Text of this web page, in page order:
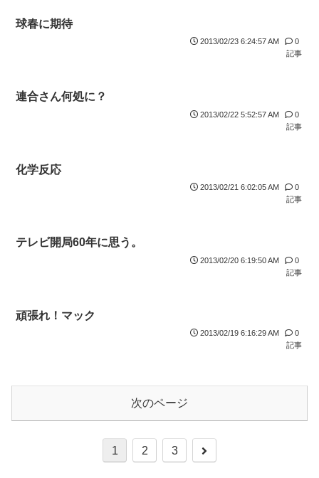
球春に期待
2013/02/23 6:24:57 AM
0
記事
連合さん何処に？
2013/02/22 5:52:57 AM
0
記事
化学反応
2013/02/21 6:02:05 AM
0
記事
テレビ開局60年に思う。
2013/02/20 6:19:50 AM
0
記事
頑張れ！マック
2013/02/19 6:16:29 AM
0
記事
次のページ
1 2 3